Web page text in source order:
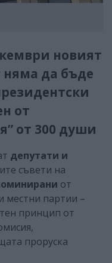
новият
няма да бъде
от
от 300 души
депутати и
съвети на
от
местни партии –
принцип от
проруска